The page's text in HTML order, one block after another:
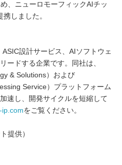
、ニューロモーフィックAIチッ
しました。
設計サービス、AIソフトウェ
ードする企業です。同社は、
& Solutions）および
Service）プラットフォーム
速し、開発サイクルを短縮して
ip.comをご覧ください。
提供）